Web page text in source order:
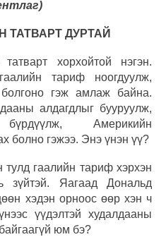
ТАТВАРТ ДУРТАЙ
хорхойтой нэгэн.
тариф ноогдуулж,
гэж амлаж байна.
алдагдлыг бууруулж,
Америкийн
болно гэжээ. Энэ үнэн үү?
гаалийн тариф хэрхэн
зүйтэй. Яагаад Дональд
хэдэн орноос өөр хэн ч
үүдэлтэй худалдааны
юм бэ?